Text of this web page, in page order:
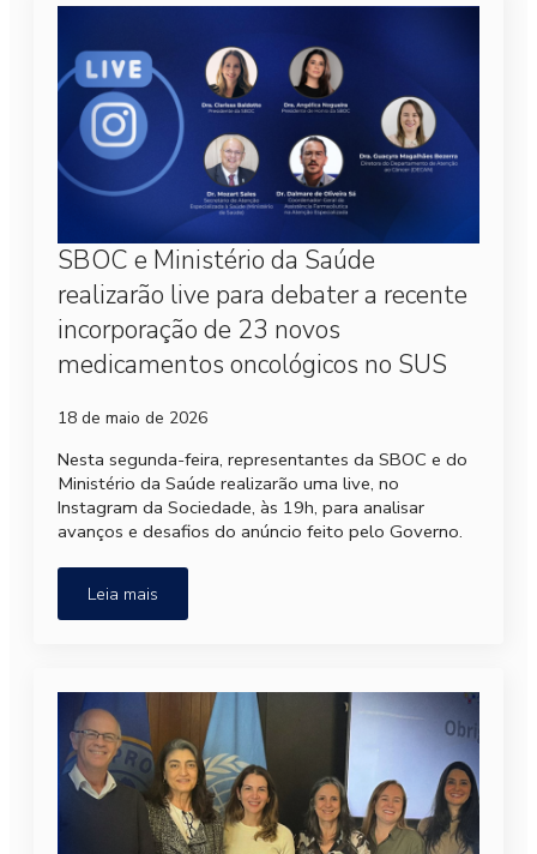
SBOC e Ministério da Saúde
realizarão live para debater a recente
incorporação de 23 novos
medicamentos oncológicos no SUS
18 de maio de 2026
Nesta segunda-feira, representantes da SBOC e do
Ministério da Saúde realizarão uma live, no
Instagram da Sociedade, às 19h, para analisar
avanços e desafios do anúncio feito pelo Governo.
Leia mais